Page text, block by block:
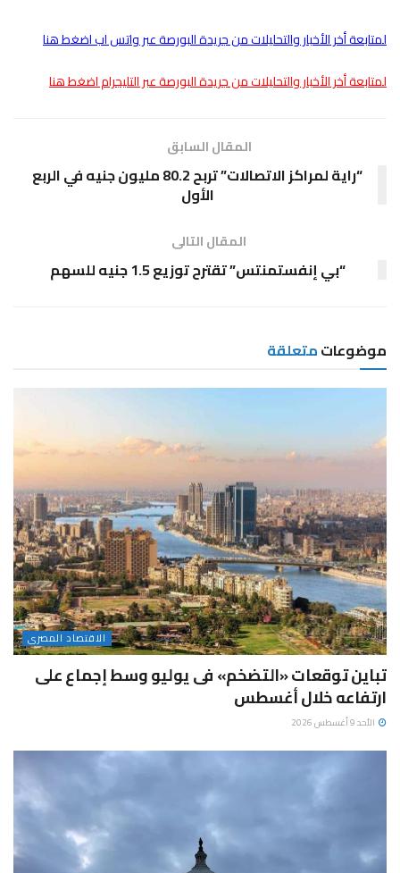
لمتابعة أخر الأخبار والتحليلات من جريدة البورصة عبر واتس اب اضغط هنا
لمتابعة أخر الأخبار والتحليلات من جريدة البورصة عبر التليجرام اضغط هنا
المقال السابق
“راية لمراكز الاتصالات” تربح 80.2 مليون جنيه في الربع
الأول
المقال التالى
“بي إنفستمنتس” تقترح توزيع 1.5 جنيه للسهم
موضوعاتمتعلقة
الاقتصاد المصرى
تباين توقعات «التضخم» فى يوليو وسط إجماع على
ارتفاعه خلال أغسطس
الأحد 9 أغسطس 2026